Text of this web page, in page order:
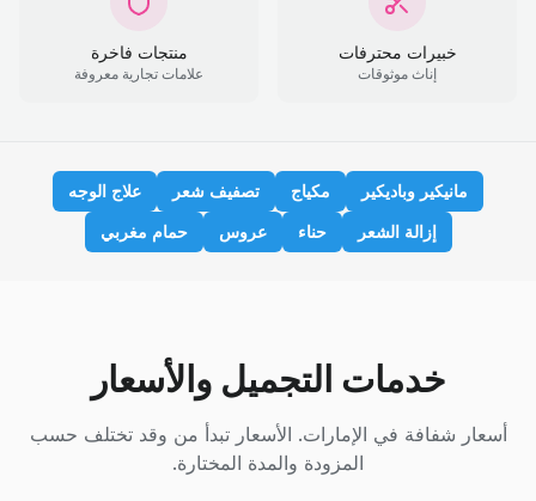
خبيرات محترفات
إناث موثوقات
منتجات فاخرة
علامات تجارية معروفة
مانيكير وباديكير مكياج تصفيف شعر
علاج الوجه
إزالة الشعر
حناء عروس حمام مغربي
خدمات التجميل والأسعار
أسعار شفافة في الإمارات. الأسعار تبدأ من وقد تختلف حسب
المزودة والمدة المختارة.